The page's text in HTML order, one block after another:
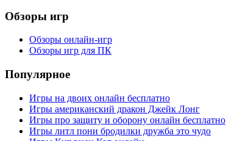
Обзоры игр
Обзоры онлайн-игр
Обзоры игр для ПК
Популярное
Игры на двоих онлайн бесплатно
Игры американский дракон Джейк Лонг
Игры про защиту и оборону онлайн бесплатно
Игры литл пони бродилки дружба это чудо